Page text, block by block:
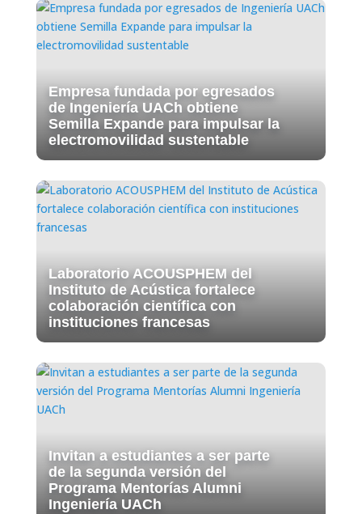
Empresa fundada por egresados
de Ingeniería UACh obtiene
Semilla Expande para impulsar la
electromovilidad sustentable
Laboratorio ACOUSPHEM del
Instituto de Acústica fortalece
colaboración científica con
instituciones francesas
Invitan a estudiantes a ser parte
de la segunda versión del
Programa Mentorías Alumni
Ingeniería UACh